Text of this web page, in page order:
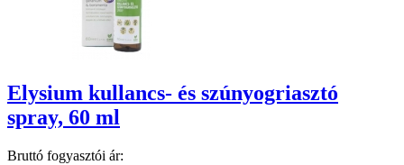
Elysium kullancs- és szúnyogriasztó
spray, 60 ml
Bruttó fogyasztói ár: